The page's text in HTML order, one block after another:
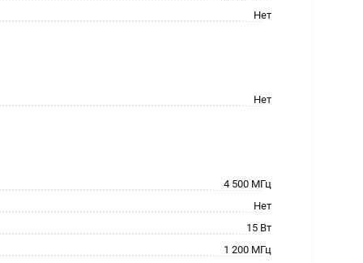
Нет
Нет
4 500 МГц
Нет
15 Вт
1 200 МГц